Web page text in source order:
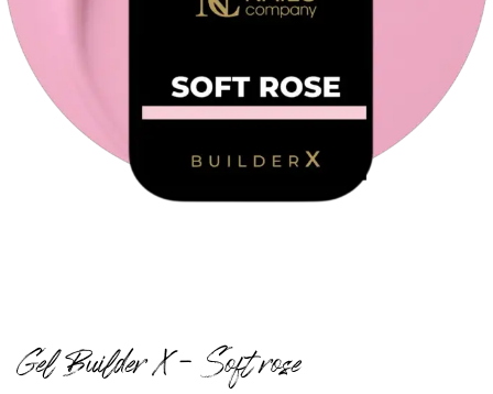
Gel Builder X - Soft rose